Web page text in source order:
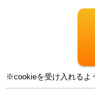
※cookieを受け入れるよ